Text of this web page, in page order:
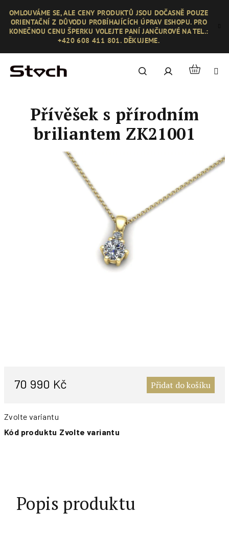
obsah
OMLOUVÁME SE, ALE CENY PRODUKTŮ JSOU DOČASNĚ POUZE
ORIENTAČNÍ Z DŮVODU PROBÍHAJÍCÍCH ÚPRAV ESHOPU. PRO
KONEČNOU CENU ŠPERKU VOLEJTE PANÍ JANČUROVÉ NA TEL.:
+420 608 411 801. DĚKUJEME.
Hledat PřihlášeníNákupní
70 990 Kč Přidat do košíku
Zvolte variantu
Kód produktu Zvolte variantu
Přívěšek s přírodním
briliantem ZK21001
Popis produktu